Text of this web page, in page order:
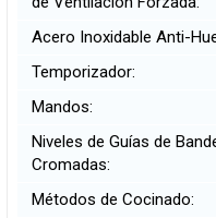
Acero Inoxidable Anti-
Temporizador:
Mandos:
Niveles de Guías de
Cromadas:
Métodos de Cocinado: